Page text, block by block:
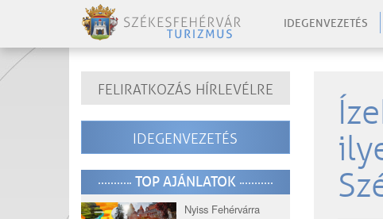
IDEGENVEZETÉS
FELIRATKOZÁS HÍRLEVÉLRE
IDEGENVEZETÉS
TOP AJÁNLATOK
Nyiss Fehérvárra